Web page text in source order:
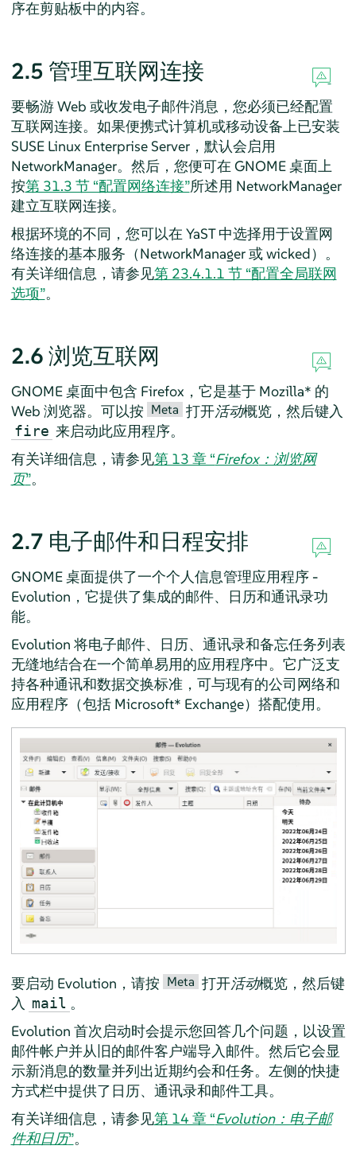
序在剪贴板中的内容。
2.5 管理互联网连接
要畅游 Web 或收发电子邮件消息，您必须已经配置
互联网连接。如果便携式计算机或移动设备上已安装
SUSE Linux Enterprise Server，默认会启用
NetworkManager。然后，您便可在 GNOME 桌面上
按第 31.3 节 “配置网络连接”所述用 NetworkManager
建立互联网连接。
根据环境的不同，您可以在 YaST 中选择用于设置网
络连接的基本服务（NetworkManager 或 wicked）。
有关详细信息，请参见第 23.4.1.1 节 “配置全局联网
选项”。
2.6 浏览互联网
GNOME 桌面中包含 Firefox ，它是基于 Mozilla* 的
Web 浏览器。可以按 Meta 打开活动概览，然后键入
fire 来启动此应用程序。
有关详细信息，请参见第 13 章 “Firefox：浏览网
页”。
2.7 电子邮件和日程安排
GNOME 桌面提供了一个个人信息管理应用程序 -
Evolution ，它提供了集成的邮件、日历和通讯录功
能。
Evolution 将电子邮件、日历、通讯录和备忘任务列表
无缝地结合在一个简单易用的应用程序中。它广泛支
持各种通讯和数据交换标准，可与现有的公司网络和
应用程序（包括 Microsoft* Exchange）搭配使用。
要启动 Evolution ，请按 Meta 打开活动概览，然后键
入 mail 。
Evolution 首次启动时会提示您回答几个问题，以设置
邮件帐户并从旧的邮件客户端导入邮件。然后它会显
示新消息的数量并列出近期约会和任务。左侧的快捷
方式栏中提供了日历、通讯录和邮件工具。
有关详细信息，请参见第 14 章 “Evolution：电子邮
件和日历”。